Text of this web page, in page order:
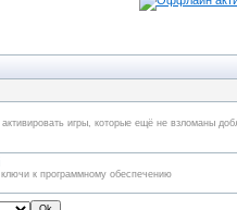
игры, которые ещё не взломаны
к программному обеспечению